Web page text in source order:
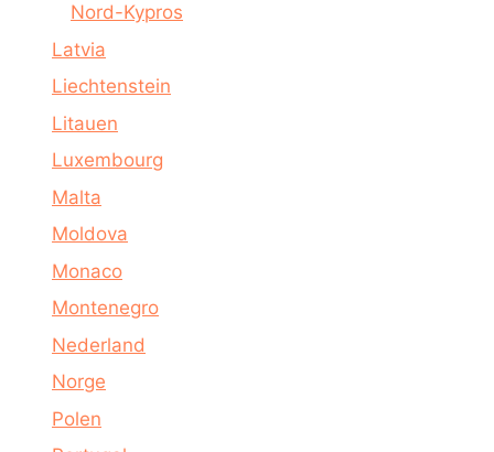
Nord-Kypros
Latvia
Liechtenstein
Litauen
Luxembourg
Malta
Moldova
Monaco
Montenegro
Nederland
Norge
Polen